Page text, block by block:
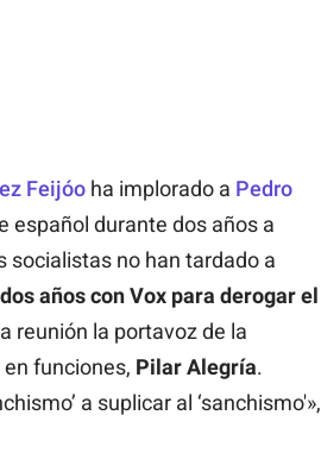
Feijóoha implorado a Pedro
español durante dos años a
socialistas no han tardado a
años con Vox para derogar el
reunión la portavoz de la
funciones, Pilar Alegría.
a suplicar al ‘sanchismo'»,